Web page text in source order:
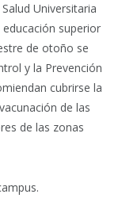
Universitaria
superior
de otoño se
y la Prevención
cubrirse la
de las
de las zonas